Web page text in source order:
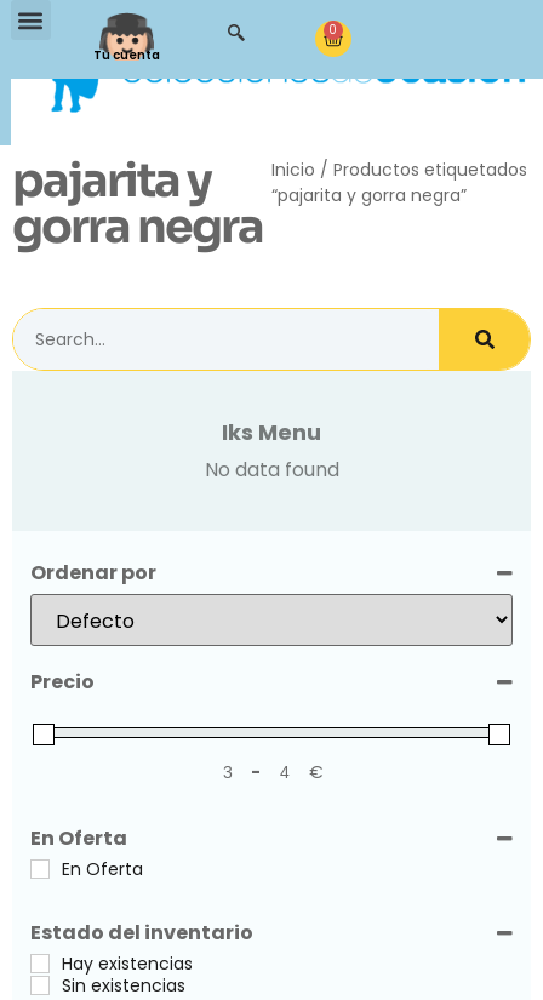
Tu cuenta
0
pajarita y
gorra negra
Inicio / Productos etiquetados
“pajarita y gorra negra”
Iks Menu
No data found
Ordenar por
Sort Products
Precio
Minimum Price
- Maximum Price
€
En Oferta
En Oferta
Estado del inventario
Hay existencias
Sin existencias